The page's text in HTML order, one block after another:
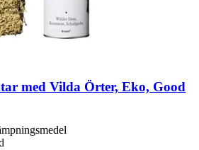
med Vilda Örter, Eko, Good